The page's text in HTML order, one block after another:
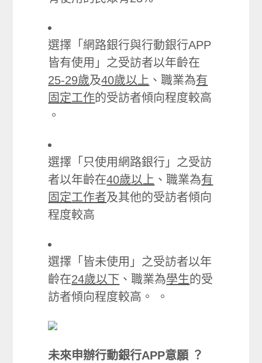
選擇「網路銀行與行動銀行APP
皆有使用」之受訪者以年齡在
25-29歲及40歲以上 、職業為有
固定工作的受訪者傾向程度較高
。
選擇「只使用網路銀行」之受訪
者以年齡在40歲以上 、職業為有
固定工作者及其他的受訪者傾向
程度較高
選擇「皆未使用」之受訪者以年
齡在24歲以下 、職業為學生的受
訪者傾向程度較高。 。
未來申辦行動銀行APP意願 ？